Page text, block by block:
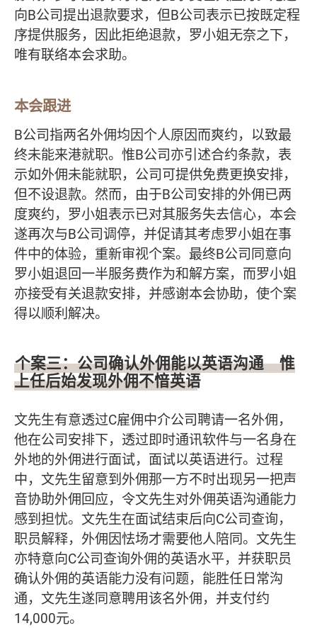
向B公司提出退款要求，但B公司表示已按既定程
序提供服务，因此拒绝退款，罗小姐无奈之下，
唯有联络本会求助。
本会跟进
B公司指两名外佣均因个人原因而爽约，以致最
终未能来港就职。惟B公司亦引述合约条款，表
示如外佣未能就职，公司可提供免费更换安排，
但不设退款。然而，由于B公司安排的外佣已两
度爽约，罗小姐表示已对其服务失去信心，本会
遂再次与B公司调停，并促请其考虑罗小姐在事
件中的体验，重新审视个案。最终B公司同意向
罗小姐退回一半服务费作为和解方案，而罗小姐
亦接受有关退款安排，并感谢本会协助，使个案
得以顺利解决。
个案三：公司确认外佣能以英语沟通 惟
上任后始发现外佣不愔英语
文先生有意透过C雇佣中介公司聘请一名外佣，
他在公司安排下，透过即时通讯软件与一名身在
外地的外佣进行面试，面试以英语进行。过程
中，文先生留意到外佣那一方不时出现另一把声
音协助外佣回应，令文先生对外佣英语沟通能力
感到担忧。文先生在面试结束后向C公司查询，
职员解释，外佣因怯场才需要他人陪同。文先生
亦特意向C公司查询外佣的英语水平，并获职员
确认外佣的英语能力没有问题，能胜任日常沟
通，文先生遂同意聘用该名外佣，并支付约
14,000元。